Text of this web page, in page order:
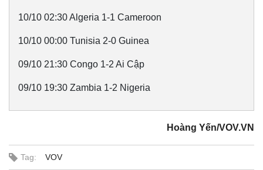
10/10 02:30 Algeria 1-1 Cameroon
10/10 00:00 Tunisia 2-0 Guinea
09/10 21:30 Congo 1-2 Ai Cập
09/10 19:30 Zambia 1-2 Nigeria
Hoàng Yến/VOV.VN
Tag: VOV